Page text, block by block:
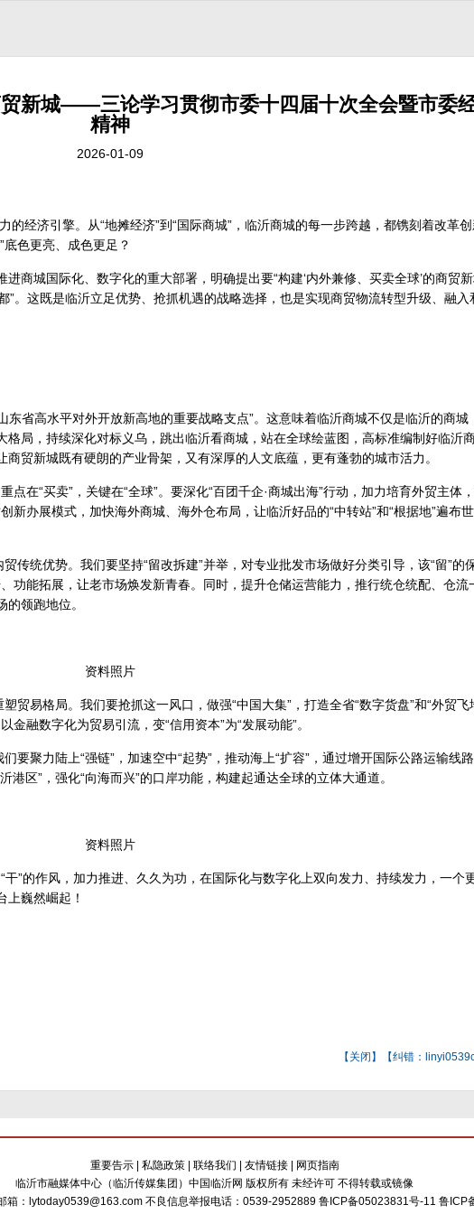
新城——三论学习贯彻市委十四届十次全会暨市委
精神
2026-01-09
经济引擎。从“地摊经济”到“国际商城”，临沂商城的每一步跨越，都镌刻着改革
色更亮、成色更足？
商城国际化、数字化的重大部署，明确提出要“构建‘内外兼修、买卖全球’的商贸新
”。这既是临沂立足优势、抢抓机遇的战略选择，也是实现商贸物流转型升级、融
东省高水平对外开放新高地的重要战略支点”。这意味着临沂商城不仅是临沂的商城
局，持续深化对标义乌，跳出临沂看商城，站在全球绘蓝图，高标准编制好临沂
贸新城既有硬朗的产业骨架，又有深厚的人文底蕴，更有蓬勃的城市活力。
点在“买卖”，关键在“全球”。要深化“百团千企·商城出海”行动，加力培育外贸主体
新办展模式，加快海外商城、海外仓布局，让临沂好品的“中转站”和“根据地”遍布
传统优势。我们要坚持“留改拆建”并举，对专业批发市场做好分类引导，该“留”的
功能拓展，让老市场焕发新青春。同时，提升仓储运营能力，推行统仓统配、仓流
领跑地位。
资料照片
贸易格局。我们要抢抓这一风口，做强“中国大集”，打造全省“数字货盘”和“外贸飞
融数字化为贸易引流，变“信用资本”为“发展动能”。
要聚力陆上“强链”，加速空中“起势”，推动海上“扩容”，通过增开国际公路运输线
区”，强化“向海而兴”的口岸功能，构建起通达全球的立体大通道。
资料照片
干”的作风，加力推进、久久为功，在国际化与数字化上双向发力、持续发力，一个
巍然崛起！
【 关闭 】【纠错：